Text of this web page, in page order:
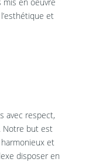
et
avec respect,
Notre but est
et
disposer en